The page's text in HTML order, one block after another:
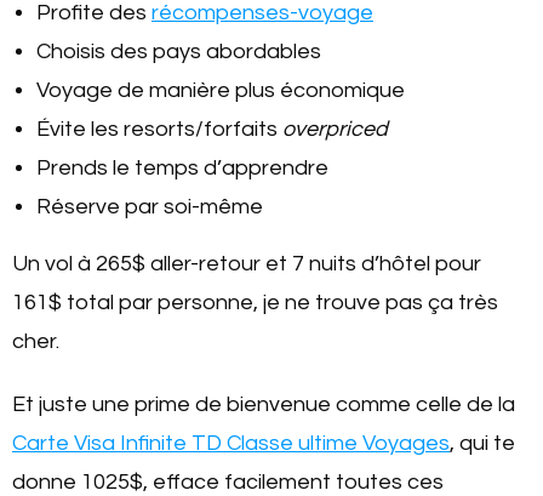
Profite des récompenses-voyage
Choisis des pays abordables
Voyage de manière plus économique
Évite les resorts/forfaits overpriced
Prends le temps d’apprendre
Réserve par soi-même
Un vol à 265$ aller-retour et 7 nuits d’hôtel pour
161$ total par personne, je ne trouve pas ça très
cher.
Et juste une prime de bienvenue comme celle de la
Carte Visa Infinite TD Classe ultime Voyages, qui te
donne 1025$, efface facilement toutes ces